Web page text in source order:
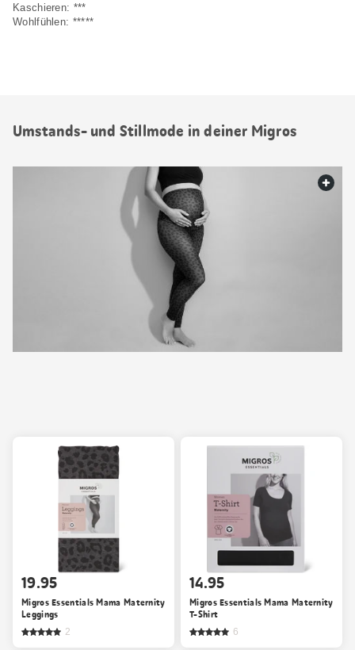
Kaschieren: ***
Wohlfühlen: *****
Umstands- und Stillmode in deiner Migros
19.95
Migros Essentials Mama Maternity
Leggings
2
14.95
Migros Essentials Mama Maternity
T-Shirt
6